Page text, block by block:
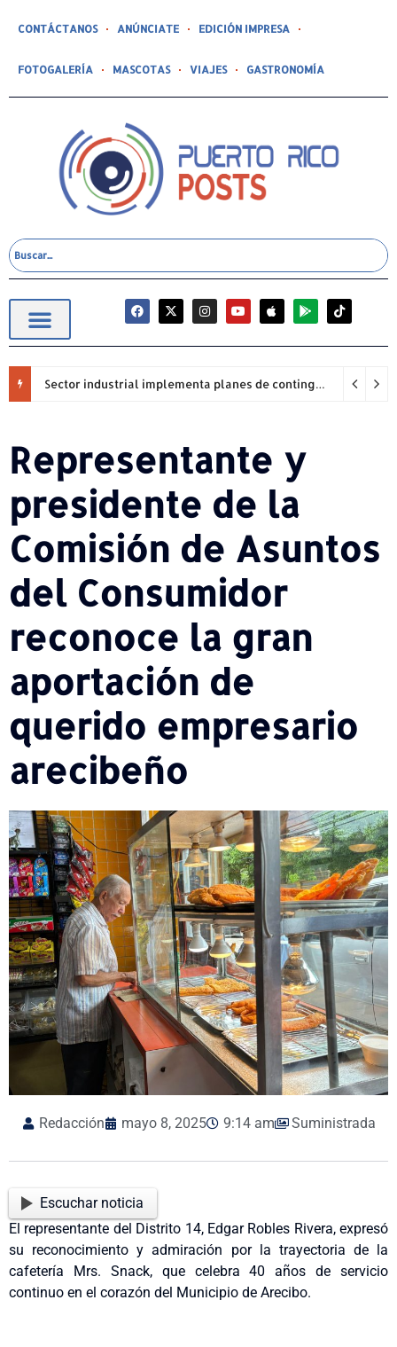
CONTÁCTANOS ANÚNCIATE EDICIÓN IMPRESA
FOTOGALERÍA MASCOTAS VIAJES GASTRONOMÍA
Sector industrial implementa planes de contingencia ante racionamiento de agua y hace un llamado a la eficiencia infraestructural
Representante y
presidente de la
Comisión de Asuntos
del Consumidor
reconoce la gran
aportación de
querido empresario
arecibeño
Redacción mayo 8, 2025 9:14 am Suministrada
Escuchar noticia
El representante del Distrito 14, Edgar Robles Rivera, expresó
su reconocimiento y admiración por la trayectoria de la
cafetería Mrs. Snack, que celebra 40 años de servicio
continuo en el corazón del Municipio de Arecibo.